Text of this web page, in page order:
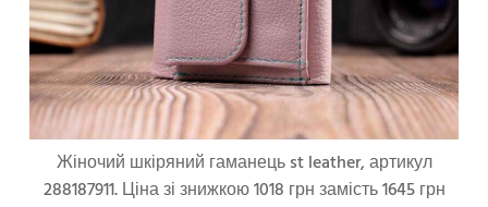
Жіночий шкіряний гаманець st leather, артикул
288187911. Ціна зі знижкою 1018 грн замість 1645 грн